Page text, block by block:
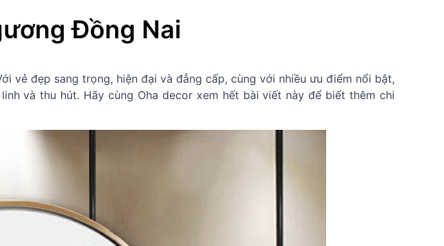
Đồng Nai
vẻ đẹp sang trọng, hiện đại và đẳng cấp, cùng với nhiều ưu điểm nổi bật,
và thu hút. Hãy cùng Oha decor xem hết bài viết này để biết thêm chi